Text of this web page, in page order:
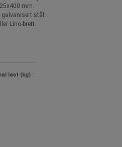
mm.
stål.
Lino-brett.
last (kg) :